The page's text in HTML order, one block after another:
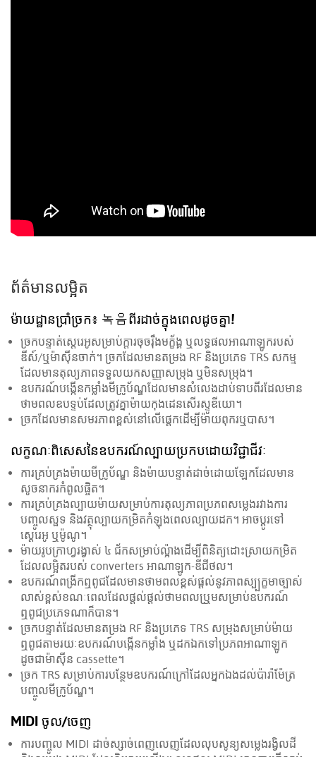
ព័ត៌មានលម្អិត
ម៉ាយ​ដ្ឋាន​ប្រាំ​ច្រក៖ 녹음​ពីរ​ដាច់​ក្នុង​ពេល​ដូច​គ្នា!
ច្រក​បន្ទាត់​ស្តេរេអូ​សម្រាប់​ក្តារ​ចុច​រ៉ឹង​មក្ខ័ង្គ ឬ​លទ្ធផល​អាណាឡូក​របស់​
ឌីស៍/ឬ​ម៉ាស៊ីន​ចាក់។ ច្រក​ដែល​មាន​តម្រង RF និង​ប្រភេទ TRS សកម្ម​
ដែល​មាន​តុល្យ​ភាព​ទទួល​យក​សញ្ញា​សម្រុង ឬ​មិន​សម្រុង។
ឧបករណ៍​បង្កើនកម្លាំង​មីក្រូប័ណ្ឌ​ដែល​មាន​សំលេង​ដាប់​ទាប​ពីរ​ដែលមាន​
ថាមពល​ឧបទ្ទប់ដែល​ត្រូវ​គ្នា​ម៉ាយ​កុងដេនសើរ​ស្ទូឌីយោ។
ច្រក​ដែលមាន​សមរភាព​ខ្ពស់​នៅលើ​ផ្ដេក​ដើម្បី​ម៉ាយ​ពុករ​ឬ​បាស។
លក្ខណៈពិសេស​នៃ​ឧបករណ៍​ល្បាយ​ប្រកបដោយ​វិជ្ជាជីវៈ
ការ​គ្រប់គ្រង​ម៉ាយ​មីក្រូប័ណ្ឌ ​​និង​ម៉ាយ​បន្ទាត់​ដាច់​ដោយ​ឡែក​ដែលមាន​
សូចនាករ​កំពូល​ផ្ចិត។
ការ​គ្រប់គ្រង​ល្បាយ​ម៉ាយ​សម្រាប់​ការ​តុល្យ​ភាព​ប្រភព​សម្លេង​រវាង​ការ​
បញ្ចូល​ស្ផទ ​និង​វត្ថុ​ល្បាយ​កម្រិត​កំឡុង​ពេល​ល្បាយ​ដក។ អាច​ប្តូរ​ទៅ​
ស្តេរេអូ ឬ​ម៉ូណូ។
ម៉ាយ​រូប​ក្រាហ្វ​រង្វាស់ ៤ ជ័ក​សម្រាប់​ល្អ៉ាង​ដើម្បី​ពិនិត្យ​ដោះស្រាយ​កម្រិត​
ដែលលម្អិត​របស់ converters អាណាឡូក-ឌីជីថល។
ឧបករណ៍​ពង្រីក​ឮពូជ​ដែលមាន​ថាមពល​ខ្ពស់​ផ្តល់​នូវ​ភាពស្ប្បក្ខមា​ច្បាស់
លាស់ខ្ពស់​ខណៈ​ពេលដែល​ផ្ដល់​ផ្តល់​ថាមពល​ឬ្រម​សម្រាប់​ឧបករណ៍​
ឮពូជ​ប្រភេទ​ណាក៏បាន។
ច្រក​បន្ទាត់​ដែលមាន​តម្រង RF និង​ប្រភេទ TRS សម្រុង​សម្រាប់​ម៉ាយ​
ឮពូជ​តាមរយៈ​ឧបករណ៍​បង្កើនកម្លាំង ឬ​ដក​ឯក​ទៅ​ប្រភព​អាណាឡូក​
ដូចជា​ម៉ាស៊ីន cassette។
ច្រក TRS សម្រាប់​ការ​បន្ថែម​ឧបករណ៍​ក្រៅ​ដែលអ្នក​ឯង​ដល់​ប៉ារ៉ាម៉ែត្រ​
បញ្ចូល​មីក្រូប័ណ្ឌ។
MIDI ចូល/ចេញ
ការបញ្ចូល MIDI ដាច់ស្សាច់​ពេញលេញ​ដែលលុប​សូន្យ​សម្លេង​រង្វិល​ដី​